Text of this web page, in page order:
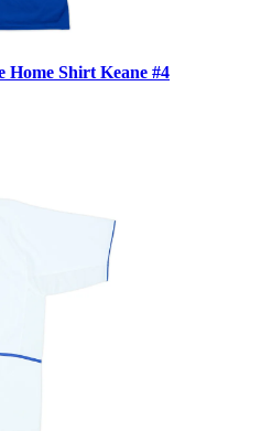
Home Shirt Keane #4